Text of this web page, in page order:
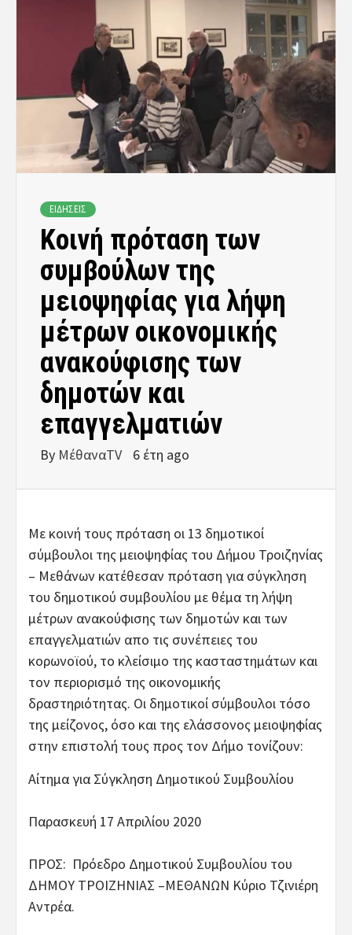
ΕΙΔΗΣΕΙΣ
Κοινή πρόταση των
συμβούλων της
μειοψηφίας για λήψη
μέτρων οικονομικής
ανακούφισης των
δημοτών και
επαγγελματιών
By ΜέθαναTV 6 έτη ago
Με κοινή τους πρόταση οι 13 δημοτικοί
σύμβουλοι της μειοψηφίας του Δήμου Τροιζηνίας
– Μεθάνων κατέθεσαν πρόταση για σύγκληση
του δημοτικού συμβουλίου με θέμα τη λήψη
μέτρων ανακούφισης των δημοτών και των
επαγγελματιών απο τις συνέπειες του
κορωνοϊού, το κλείσιμο της κασταστημάτων και
τον περιορισμό της οικονομικής
δραστηριότητας. Οι δημοτικοί σύμβουλοι τόσο
της μείζονος, όσο και της ελάσσονος μειοψηφίας
στην επιστολή τους προς τον Δήμο τονίζουν:
Αίτημα για Σύγκληση Δημοτικού Συμβουλίου
Παρασκευή 17 Απριλίου 2020
ΠΡΟΣ: Πρόεδρο Δημοτικού Συμβουλίου του
ΔΗΜΟΥ ΤΡΟΙΖΗΝΙΑΣ –ΜΕΘΑΝΩΝ Κύριο Τζινιέρη
Αντρέα.